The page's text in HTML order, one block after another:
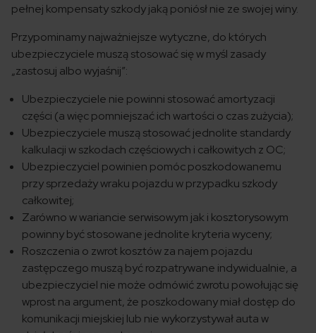
pełnej kompensaty szkody jaką poniósł nie ze swojej winy.
Przypominamy najważniejsze wytyczne, do których
ubezpieczyciele muszą stosować się w myśl zasady
„zastosuj albo wyjaśnij”:
Ubezpieczyciele nie powinni stosować amortyzacji
części (a więc pomniejszać ich wartości o czas zużycia);
Ubezpieczyciele muszą stosować jednolite standardy
kalkulacji w szkodach częściowych i całkowitych z OC;
Ubezpieczyciel powinien pomóc poszkodowanemu
przy sprzedaży wraku pojazdu w przypadku szkody
całkowitej;
Zarówno w wariancie serwisowym jak i kosztorysowym
powinny być stosowane jednolite kryteria wyceny;
Roszczenia o zwrot kosztów za najem pojazdu
zastępczego muszą być rozpatrywane indywidualnie, a
ubezpieczyciel nie może odmówić zwrotu powołując się
wprost na argument, że poszkodowany miał dostęp do
komunikacji miejskiej lub nie wykorzystywał auta w